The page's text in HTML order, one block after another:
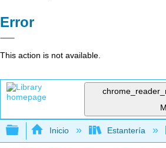
Error
This action is not available.
Expandir/contraer
Inicio Estantería